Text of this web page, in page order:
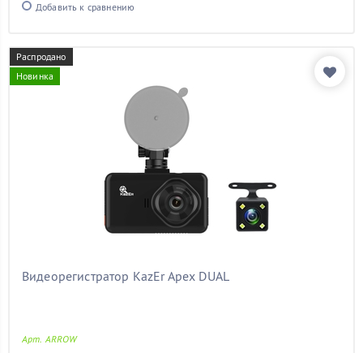
Добавить к сравнению
Распродано
Новинка
Видеорегистратор KazEr Apex DUAL
Арт. ARROW